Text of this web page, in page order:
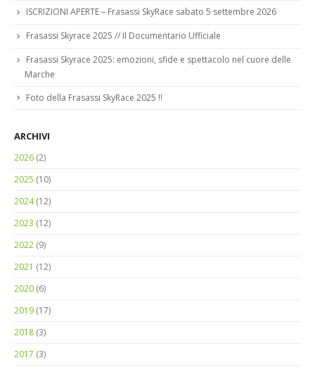
Frasassi Skyrace 2025: emozioni, sfide e spettacolo nel cuore delle
Marche
Foto della Frasassi SkyRace 2025 !!
ARCHIVI
2025(10)
2024 (12)
2023 (12)
2022(9)
2021 (12)
2020 (6)
2019 (17)
2018 (3)
2017 (3)
2016 (7)